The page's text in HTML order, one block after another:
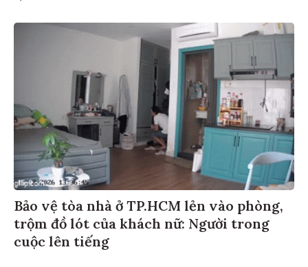
Bảo vệ tòa nhà ở TP.HCM lẻn vào phòng,
trộm đồ lót của khách nữ: Người trong
cuộc lên tiếng